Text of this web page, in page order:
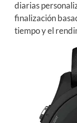
diarias
finalización
tiempo y el